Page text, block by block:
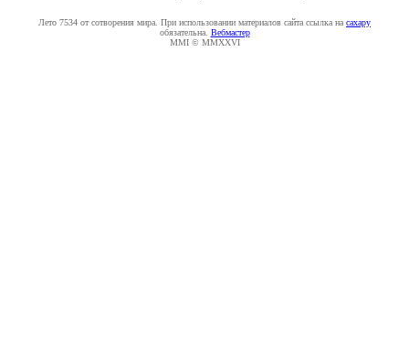
Лето 7534 от сотворения мира. При использовании материалов сайта ссылка на caxapу
обязательна. Вебмастер
MMI © MMXXVI